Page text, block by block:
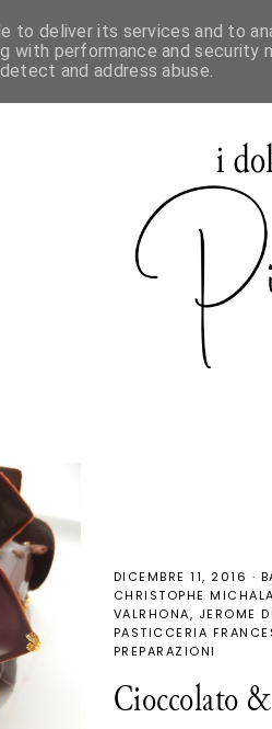
SPECIALE MAURIZIO SANTIN
DICEMBRE 11, 2016 ·
CHRISTOPHE
VALRHONA
JEROME
PASTICCERIA
PREPARAZIONI
Cioccolato
to deliver its services and to
with performance and
and address abuse.